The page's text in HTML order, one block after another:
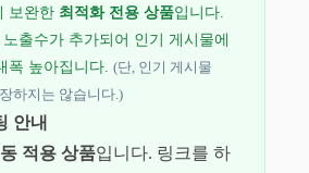
보완한 최적화 전용 상품입니다.
출수가 추가되어 인기 게시물에
폭 높아집니다. (단, 인기 게시물
하지는 않습니다.)
안내
적용 상품입니다. 링크를 하